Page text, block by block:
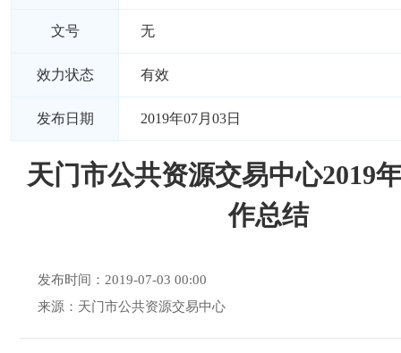
文号 无
效力状态 有效
发布日期 2019年07月03日
天门市公共资源交易中心2019
作总结
发布时间：2019-07-03 00:00
来源：天门市公共资源交易中心